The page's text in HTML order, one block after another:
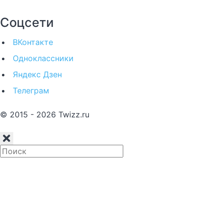
Соцсети
ВКонтакте
Одноклассники
Яндекс Дзен
Телеграм
© 2015 - 2026 Twizz.ru